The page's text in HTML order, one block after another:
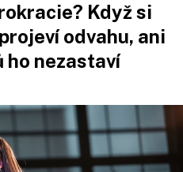
Když si
odvahu, ani
ho nezastaví